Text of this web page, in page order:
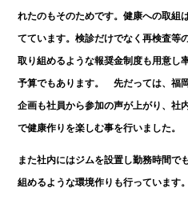
れたのもそのためです。健康への取組
てています。検診だけでなく再検査等
取り組めるような報奨金制度も用意し
予算でもあります。 先だっては、福
企画も社員から参加の声が上がり、社
で健康作りを楽しむ事を行いました。
また社内にはジムを設置し勤務時間で
組めるような環境作りも行っています。